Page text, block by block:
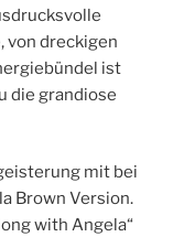
von dreckigen
ist
die grandiose
mit bei
Brown Version.
with Angela“